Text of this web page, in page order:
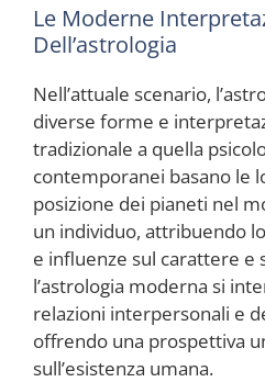
Le Moderne
Dell’astrologia
Nell’attuale scenario,
diverse forme e
tradizionale a quella
contemporanei basano le
posizione dei pianeti nel
un individuo, attribuendo
e influenze sul carattere e
l’astrologia moderna si
relazioni interpersonali e
offrendo una prospettiva
sull’esistenza umana.